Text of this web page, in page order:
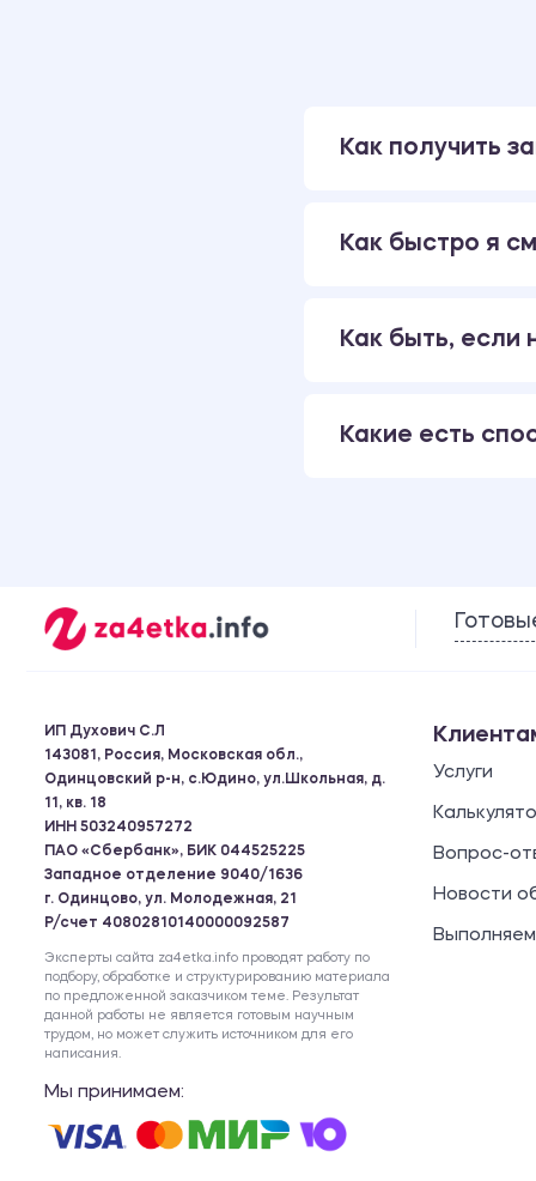
Как получить
Как быстро я
Как быть, если
Какие есть
ИП Духович С.Л
143081, Россия, Московская обл.,
Одинцовский р-н, с.Юдино, ул.Школьная, д.
11, кв. 18
ИНН 503240957272
ПАО «Сбербанк», БИК 044525225
Западное отделение 9040/1636
г. Одинцово, ул. Молодежная, 21
Р/счет 40802810140000092587
Эксперты сайта za4etka.info проводят работу по
подбору, обработке и структурированию материала
по предложенной заказчиком теме. Результат
данной работы не является готовым научным
трудом, но может служить источником для его
написания.
Мы принимаем:
Услуги
Вопрос-
Новости